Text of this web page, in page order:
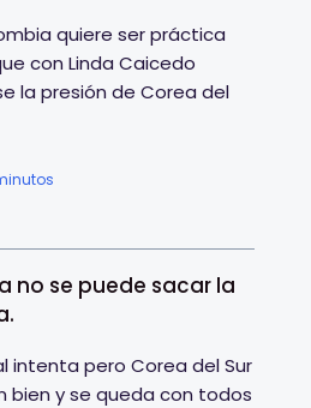
quiere ser práctica
con Linda Caicedo
la presión de Corea del
no se puede sacar la
intenta pero Corea del Sur
bien y se queda con todos